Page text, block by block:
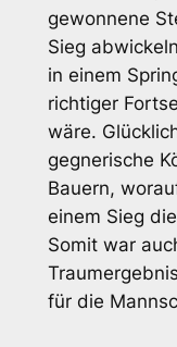
gewonnene
Sieg
in einem
richtiger
wäre.
gegnerische
Bauern,
einem Sieg
Somit war
für die